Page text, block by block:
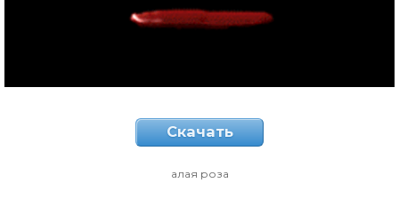
Скачать
алая роза